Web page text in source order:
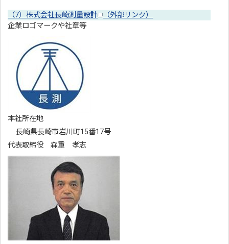
（7）株式会社長崎測量設計
（外部リンク）
企業ロゴマークや社章等
本社所在地
長崎県長崎市岩川町15番17号
代表取締役 森重 孝志